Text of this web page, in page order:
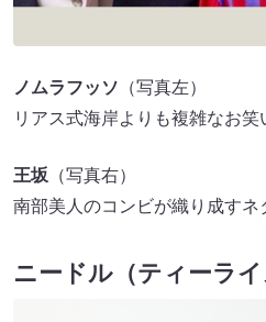
ノムラフッソ （写真左）
リアス式海岸よりも複雑なお笑
王坂 （写真右）
南部美人のコンビが織り成すネ
ニードル（ティーラ